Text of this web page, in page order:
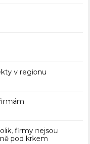
v regionu
firmy nejsou
pod krkem